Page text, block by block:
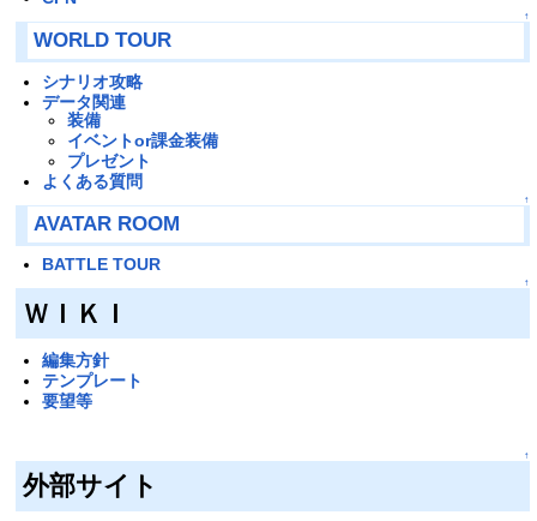
↑
WORLD TOUR
シナリオ攻略
データ関連
装備
イベントor課金装備
プレゼント
よくある質問
↑
AVATAR ROOM
BATTLE TOUR
↑
ＷＩＫＩ
編集方針
テンプレート
要望等
↑
外部サイト